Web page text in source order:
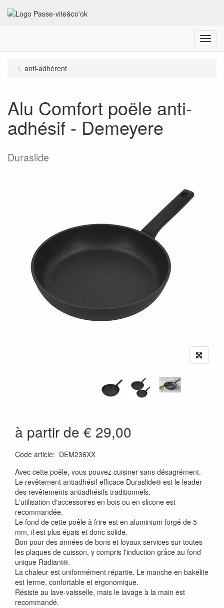
Menu
anti-adhérent
Alu Comfort poële anti-
adhésif - Demeyere
Duraslide
à partir de € 29,00
Code article: DEM236XX
Avec cette poêle, vous pouvez cuisiner sans désagrément.
Le revêtement antiadhésif efficace Duraslide® est le leader
des revêtements antiadhésifs traditionnels.
L'utilisation d'accessoires en bois ou en slicone est
recommandée.
Le fond de cette poêle à frire est en aluminium forgé de 5
mm, il est plus épais et donc solide.
Bon pour des années de bons et loyaux services sur toutes
les plaques de cuisson, y compris l'induction grâce au fond
unique Radiant®.
La chaleur est uniformément répartie. Le manche en bakélite
est ferme, confortable et ergonomique.
Résiste au lave-vaisselle, mais le lavage à la main est
recommandé.